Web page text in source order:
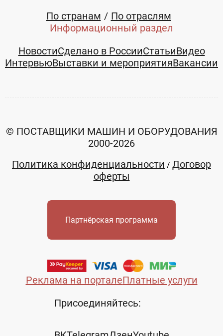
По странам
По отраслям
Информационный раздел
НовостиСделано в РоссииСтатьиВидео
ИнтервьюВыставки и мероприятияВакансии
Реклама на порталеПлатные услуги
© ПОСТАВЩИКИ МАШИН И ОБОРУДОВАНИЯ
2000-2026
Политика конфиденциальности / Договор
оферты
Партнёрская программа
Присоединяйтесь: